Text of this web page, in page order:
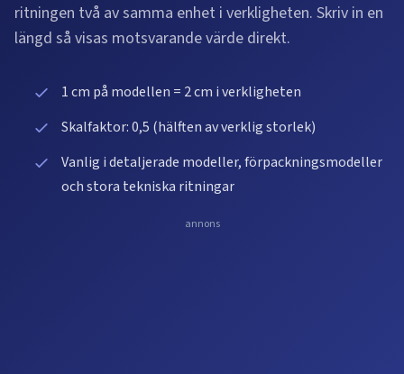
ritningen två av samma enhet i verkligheten. Skriv in en
längd så visas motsvarande värde direkt.
1 cm på modellen = 2 cm i verkligheten
Skalfaktor: 0,5 (hälften av verklig storlek)
Vanlig i detaljerade modeller, förpackningsmodeller
och stora tekniska ritningar
annons